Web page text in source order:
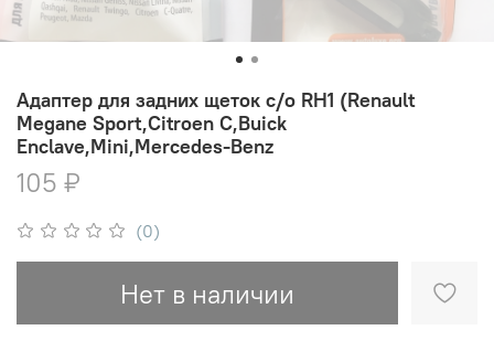
(0)
Адаптер для задних щеток с/о RH1 (Renault
Megane Sport,Citroen C,Buick
Enclave,Mini,Mercedes-Benz
105 ₽
Нет в наличии